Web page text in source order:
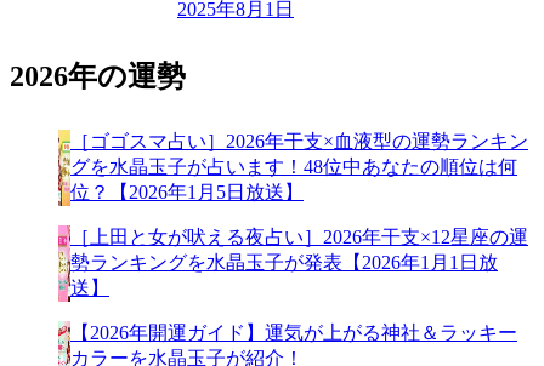
2025年8月1日
2026年の運勢
［ゴゴスマ占い］2026年干支×血液型の運勢ランキン
グを水晶玉子が占います！48位中あなたの順位は何
位？【2026年1月5日放送】
［上田と女が吠える夜占い］2026年干支×12星座の運
勢ランキングを水晶玉子が発表【2026年1月1日放
送】
【2026年開運ガイド】運気が上がる神社＆ラッキー
カラーを水晶玉子が紹介！